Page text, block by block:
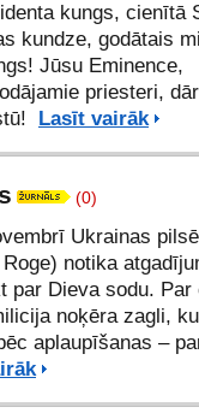
kungs, cienītā
kundze, godātais
Jūsu Eminence,
priesteri,
Lasīt vairāk
(0)
Ukrainas
notika
par Dieva sodu. Par
noķēra zagli,
aplaupīšanas –